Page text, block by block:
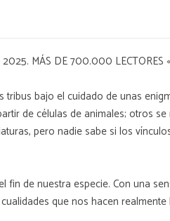
2025. MÁS DE 700.000
bajo el cuidado de unas
de células de animales; otros
pero nadie sabe si los
de nuestra especie. Con una
que nos hacen